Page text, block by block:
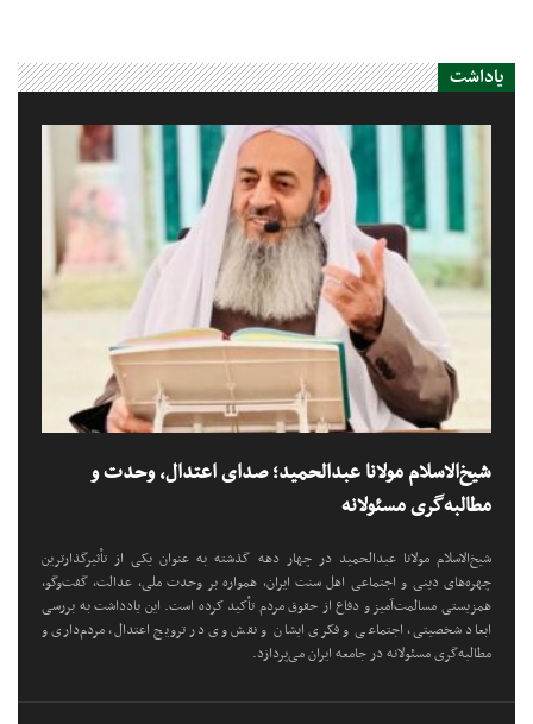
یاداشت
شیخ‌الاسلام مولانا عبدالحمید؛ صدای اعتدال، وحدت و
مطالبه‌گری مسئولانه
شیخ‌الاسلام مولانا عبدالحمید در چهار دهه گذشته به عنوان یکی از تأثیرگذارترین
چهره‌های دینی و اجتماعی اهل سنت ایران، همواره بر وحدت ملی، عدالت، گفت‌وگو،
همزیستی مسالمت‌آمیز و دفاع از حقوق مردم تأکید کرده است. این یادداشت به بررسی
ابعاد شخصیتی، اجتماعی و فکری ایشان و نقش وی در ترویج اعتدال، مردم‌داری و
مطالبه‌گری مسئولانه در جامعه ایران می‌پردازد.